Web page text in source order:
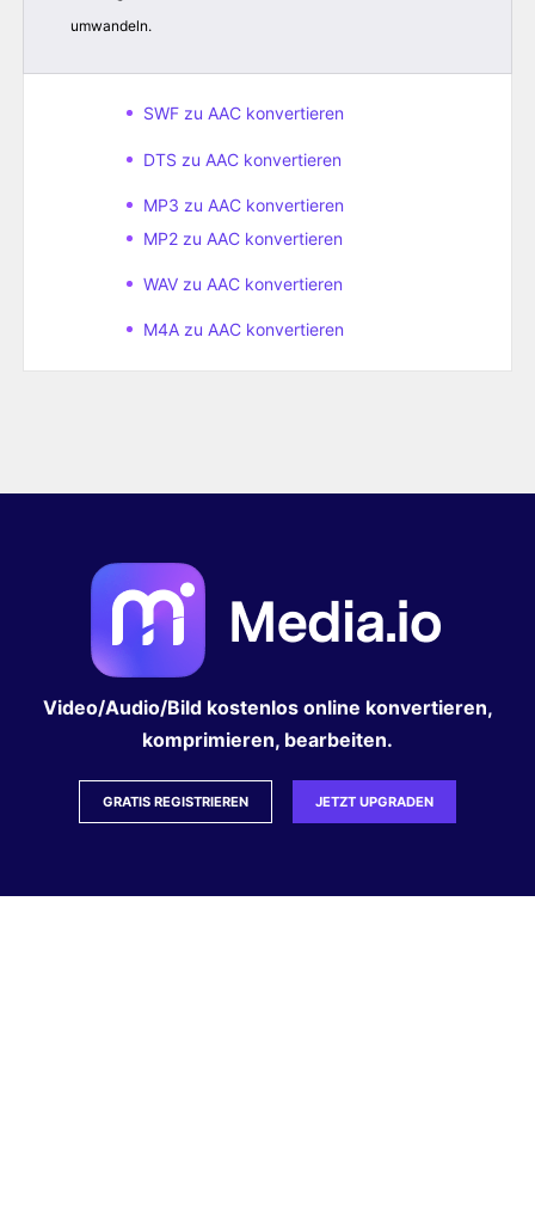
umwandeln.
SWF zu AAC konvertieren
DTS zu AAC konvertieren
MP3 zu AAC konvertieren
MP2 zu AAC konvertieren
WAV zu AAC konvertieren
M4A zu AAC konvertieren
Video/Audio/Bild kostenlos online konvertieren,
komprimieren, bearbeiten.
GRATIS REGISTRIEREN JETZT UPGRADEN